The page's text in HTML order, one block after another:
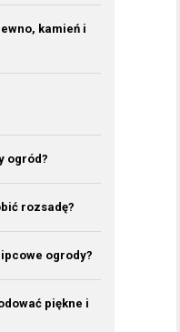
kamień i
ogród?
rozsadę?
ogrody?
piękne i